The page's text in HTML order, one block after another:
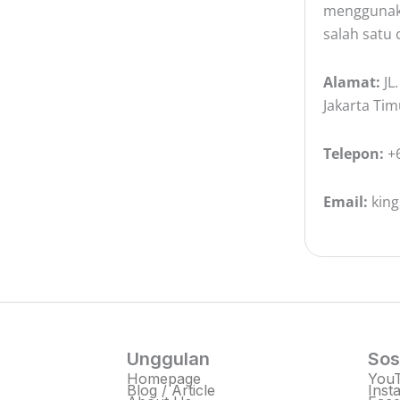
salah satu
Alamat:
Jakarta
Telepon:
Email:
Unggulan
Homepage
Blog / Article